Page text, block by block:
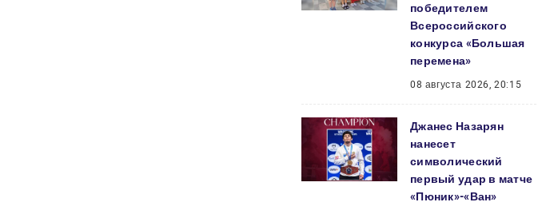
победителем
Всероссийского
конкурса «Большая
перемена»
08 августа 2026, 20:15
Джанес Назарян
нанесет
символический
первый удар в матче
«Пюник»-«Ван»